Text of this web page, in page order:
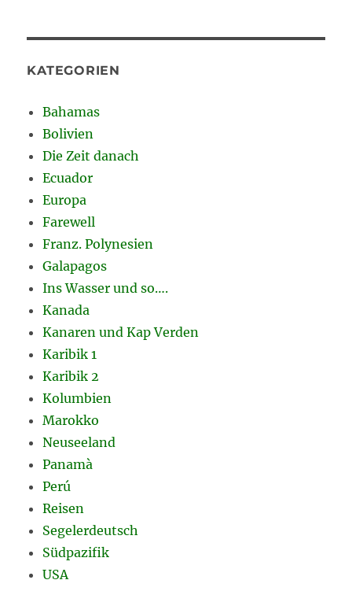
KATEGORIEN
Bahamas
Bolivien
Die Zeit danach
Ecuador
Europa
Farewell
Franz. Polynesien
Galapagos
Ins Wasser und so….
Kanada
Kanaren und Kap Verden
Karibik 1
Karibik 2
Kolumbien
Marokko
Neuseeland
Panamà
Perú
Reisen
Segelerdeutsch
Südpazifik
USA